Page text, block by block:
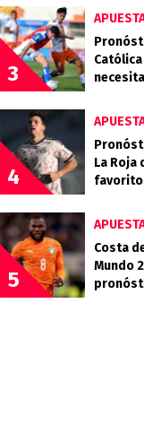
3
Católica
4
La Roja
5
Costa
Mundo